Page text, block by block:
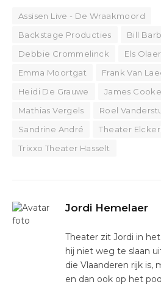
Assisen Live - De Wraakmoord
Backstage Producties
Bill
Debbie Crommelinck
Els
Emma Moortgat
Frank Van
Heidi De Grauwe
James Cooke
Mathias Vergels
Roel
Sandrine André
Theater
Trixxo Theater Hasselt
Jordi Hemelaer
Theater zit Jordi in
hij niet weg te slaan
die Vlaanderen rijk is,
en dan ook op het